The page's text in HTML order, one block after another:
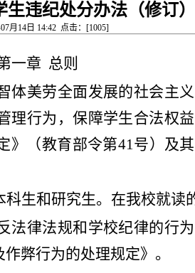
违纪处分办法（修订）
月14日 14:42 点击：[1005]
一章 总则
体美劳全面发展的社会主
理行为，保障学生合法权
》（教育部令第41号）及
生和研究生。在我校就读
法律法规和学校纪律的行
弊行为的处理规定》。